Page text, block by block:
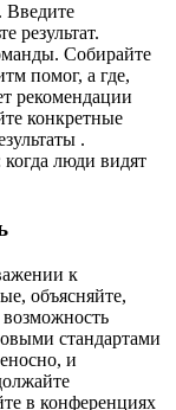
Введите
результат.
Собирайте
помог, а где,
рекомендации
конкретные
.
люди видят
к
объясняйте,
стандартами
и
в конференциях